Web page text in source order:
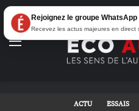
Menu
ACTU ESSAIS
Rejoignez le groupe WhatsApp
Recevez les actus majeures en direct